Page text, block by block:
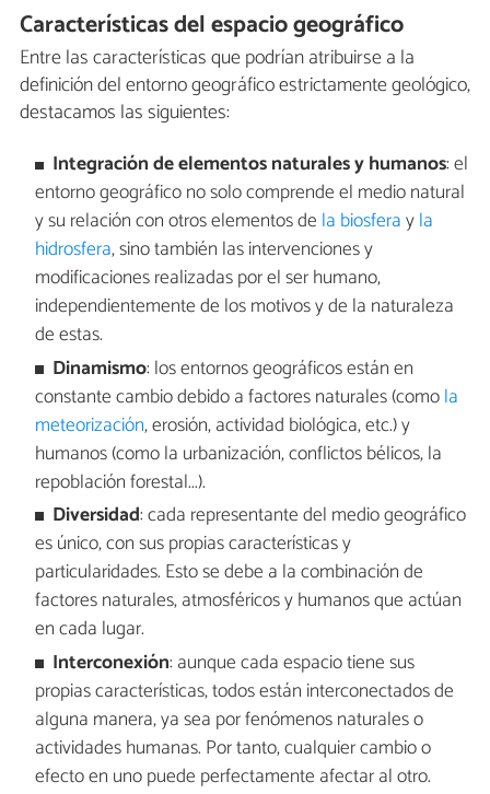
Características del espacio geográfico
Entre las características que podrían atribuirse a la
definición del entorno geográfico estrictamente geológico,
destacamos las siguientes:
Integración de elementos naturales y humanos: el
entorno geográfico no solo comprende el medio natural
y su relación con otros elementos de la biosferayla
hidrosfera, sino también las intervenciones y
modificaciones realizadas por el ser humano,
independientemente de los motivos y de la naturaleza
de estas.
Dinamismo: los entornos geográficos están en
constante cambio debido a factores naturales (comola
meteorización, erosión, actividad biológica, etc.) y
humanos (como la urbanización, conflictos bélicos, la
repoblación forestal...).
Diversidad: cada representante del medio geográfico
es único, con sus propias características y
particularidades. Esto se debe a la combinación de
factores naturales, atmosféricos y humanos que actúan
en cada lugar.
Interconexión: aunque cada espacio tiene sus
propias características, todos están interconectados de
alguna manera, ya sea por fenómenos naturales o
actividades humanas. Por tanto, cualquier cambio o
efecto en uno puede perfectamente afectar al otro.